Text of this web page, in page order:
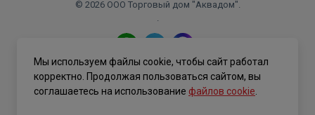
© 2026 ООО Торговый дом "Аквадом".
.
Политика конфиденциальности
Мы используем файлы cookie, чтобы сайт работал
корректно. Продолжая пользоваться сайтом, вы
соглашаетесь на использование файлов cookie